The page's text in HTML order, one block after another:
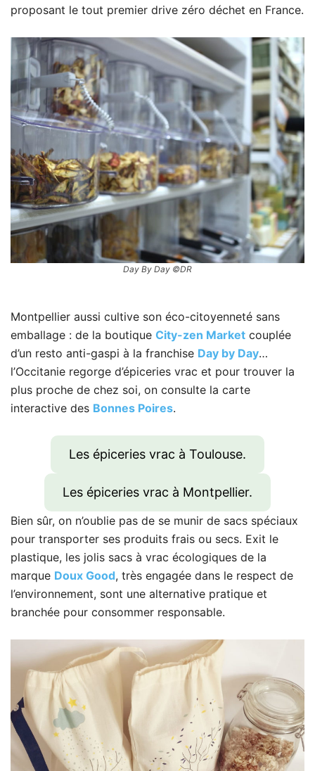
proposant le tout premier drive zéro déchet en France.
Day By Day ©DR
Montpellier aussi cultive son éco-citoyenneté sans
emballage : de la boutique City-zen Market couplée
d’un resto anti-gaspi à la franchise Day by Day…
l’Occitanie regorge d’épiceries vrac et pour trouver la
plus proche de chez soi, on consulte la carte
interactive des Bonnes Poires.
Les épiceries vrac à Toulouse.
Les épiceries vrac à Montpellier.
Bien sûr, on n’oublie pas de se munir de sacs spéciaux
pour transporter ses produits frais ou secs. Exit le
plastique, les jolis sacs à vrac écologiques de la
marque Doux Good, très engagée dans le respect de
l’environnement, sont une alternative pratique et
branchée pour consommer responsable.